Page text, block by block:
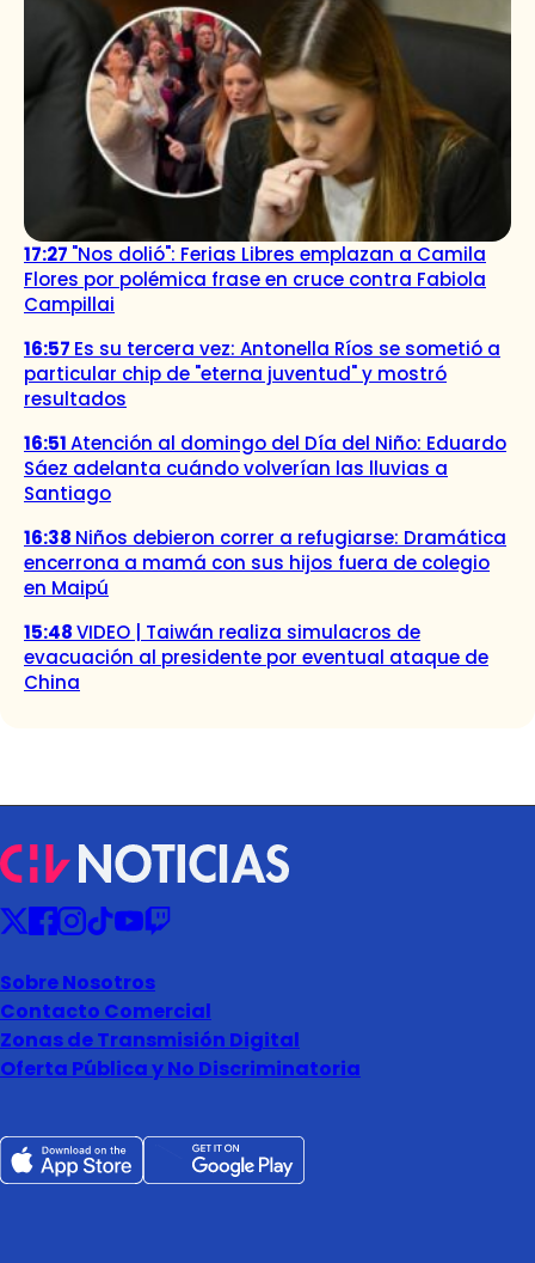
17:27 "Nos dolió": Ferias Libres emplazan a Camila
Flores por polémica frase en cruce contra Fabiola
Campillai
16:57 Es su tercera vez: Antonella Ríos se sometió a
particular chip de "eterna juventud" y mostró
resultados
16:51Atención al domingo del Día del Niño: Eduardo
Sáez adelanta cuándo volverían las lluvias a
Santiago
16:38 Niños debieron correr a refugiarse: Dramática
encerrona a mamá con sus hijos fuera de colegio
en Maipú
15:48VIDEO | Taiwán realiza simulacros de
evacuación al presidente por eventual ataque de
China
Sobre Nosotros
Contacto Comercial
Zonas de Transmisión Digital
Oferta Pública y No Discriminatoria